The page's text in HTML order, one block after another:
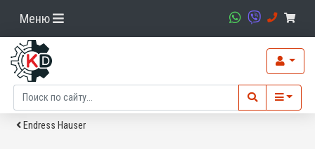
Меню
Endress Hauser